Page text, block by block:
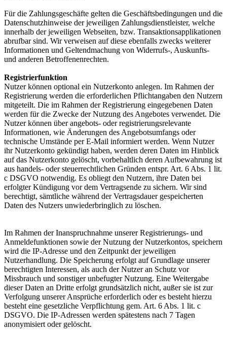
Für die Zahlungsgeschäfte gelten die Geschäftsbedingungen und die
Datenschutzhinweise der jeweiligen Zahlungsdienstleister, welche
innerhalb der jeweiligen Webseiten, bzw. Transaktionsapplikationen
abrufbar sind. Wir verweisen auf diese ebenfalls zwecks weiterer
Informationen und Geltendmachung von Widerrufs-, Auskunfts-
und anderen Betroffenenrechten.
Registrierfunktion
Nutzer können optional ein Nutzerkonto anlegen. Im Rahmen der
Registrierung werden die erforderlichen Pflichtangaben den Nutzern
mitgeteilt. Die im Rahmen der Registrierung eingegebenen Daten
werden für die Zwecke der Nutzung des Angebotes verwendet. Die
Nutzer können über angebots- oder registrierungsrelevante
Informationen, wie Änderungen des Angebotsumfangs oder
technische Umstände per E-Mail informiert werden. Wenn Nutzer
ihr Nutzerkonto gekündigt haben, werden deren Daten im Hinblick
auf das Nutzerkonto gelöscht, vorbehaltlich deren Aufbewahrung ist
aus handels- oder steuerrechtlichen Gründen entspr. Art. 6 Abs. 1 lit.
c DSGVO notwendig. Es obliegt den Nutzern, ihre Daten bei
erfolgter Kündigung vor dem Vertragsende zu sichern. Wir sind
berechtigt, sämtliche während der Vertragsdauer gespeicherten
Daten des Nutzers unwiederbringlich zu löschen.
Im Rahmen der Inanspruchnahme unserer Registrierungs- und
Anmeldefunktionen sowie der Nutzung der Nutzerkontos, speichern
wird die IP-Adresse und den Zeitpunkt der jeweiligen
Nutzerhandlung. Die Speicherung erfolgt auf Grundlage unserer
berechtigten Interessen, als auch der Nutzer an Schutz vor
Missbrauch und sonstiger unbefugter Nutzung. Eine Weitergabe
dieser Daten an Dritte erfolgt grundsätzlich nicht, außer sie ist zur
Verfolgung unserer Ansprüche erforderlich oder es besteht hierzu
besteht eine gesetzliche Verpflichtung gem. Art. 6 Abs. 1 lit. c
DSGVO. Die IP-Adressen werden spätestens nach 7 Tagen
anonymisiert oder gelöscht.